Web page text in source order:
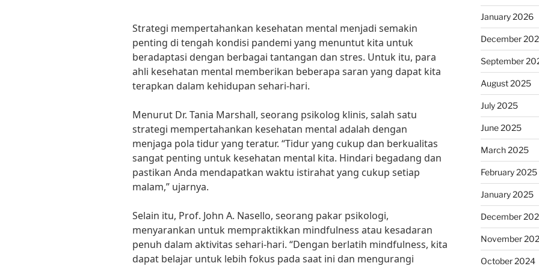
Strategi mempertahankan kesehatan mental menjadi semakin
penting di tengah kondisi pandemi yang menuntut kita untuk
beradaptasi dengan berbagai tantangan dan stres. Untuk itu, para
ahli kesehatan mental memberikan beberapa saran yang dapat kita
terapkan dalam kehidupan sehari-hari.
Menurut Dr. Tania Marshall, seorang psikolog klinis, salah satu
strategi mempertahankan kesehatan mental adalah dengan
menjaga pola tidur yang teratur. “Tidur yang cukup dan berkualitas
sangat penting untuk kesehatan mental kita. Hindari begadang dan
pastikan Anda mendapatkan waktu istirahat yang cukup setiap
malam,” ujarnya.
Selain itu, Prof. John A. Nasello, seorang pakar psikologi,
menyarankan untuk mempraktikkan mindfulness atau kesadaran
penuh dalam aktivitas sehari-hari. “Dengan berlatih mindfulness, kita
dapat belajar untuk lebih fokus pada saat ini dan mengurangi
January 2026
December
September
August 2025
July 2025
June 2025
March 2025
February 2025
January 2025
December
November
October 2024